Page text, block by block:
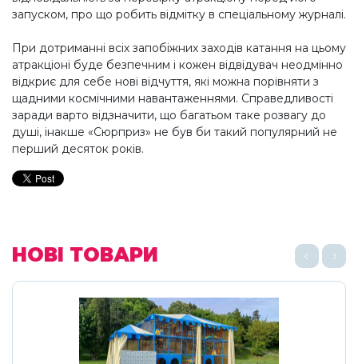
запуском, про що робить відмітку в спеціальному журналі.
При дотриманні всіх запобіжних заходів катання на цьому
атракціоні буде безпечним і кожен відвідувач неодмінно
відкриє для себе нові відчуття, які можна порівняти з
щадними космічними навантаженнями. Справедливості
заради варто відзначити, що багатьом таке розвагу до
душі, інакше «Сюрприз» не був би такий популярний не
перший десяток років.
НОВІ ТОВАРИ